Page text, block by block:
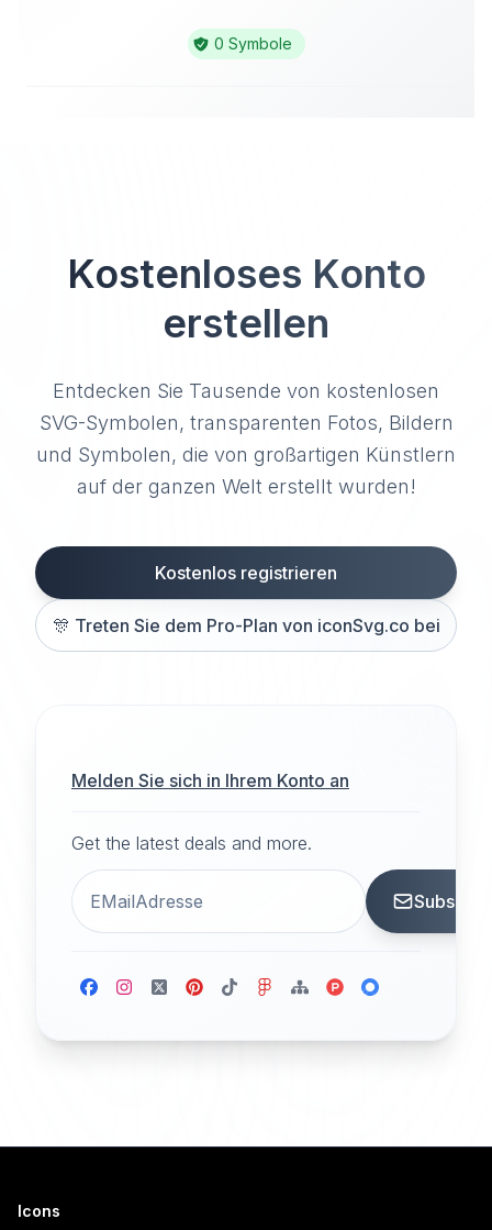
0 Symbole
Kostenloses Konto
erstellen
Entdecken Sie Tausende von kostenlosen
SVG-Symbolen, transparenten Fotos, Bildern
und Symbolen, die von großartigen Künstlern
auf der ganzen Welt erstellt wurden!
Kostenlos registrieren
🎊 Treten Sie dem Pro-Plan von iconSvg.co bei
Melden Sie sich in Ihrem Konto an
Get the latest deals and more.
Icons